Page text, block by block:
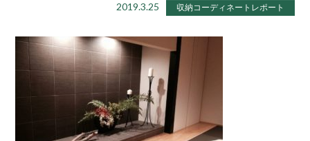
2019.3.25 収納コーディネートレポート